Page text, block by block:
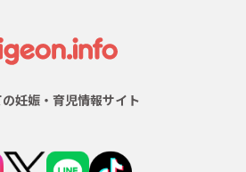
妊娠・育児情報サイト